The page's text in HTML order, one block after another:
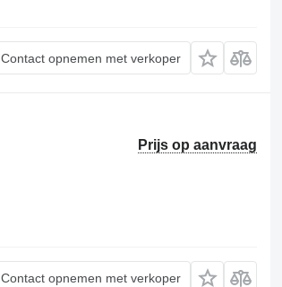
Contact opnemen met verkoper
Prijs op aanvraag
Contact opnemen met verkoper